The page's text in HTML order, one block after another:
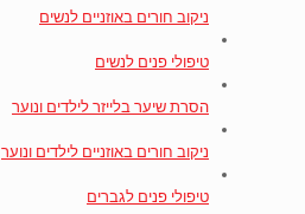
ניקוב חורים באוזניים לנשים
טיפולי פנים לנשים
הסרת שיער בלייזר לילדים ונוער
ניקוב חורים באוזניים לילדים ונוער
טיפולי פנים לגברים